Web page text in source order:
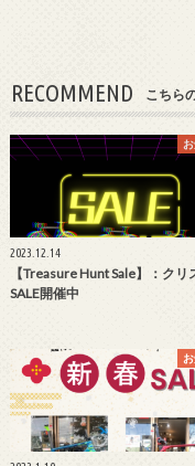
RECOMMEND こちら
2023.12.14
【Treasure Hunt Sale】：クリ
SALE開催中